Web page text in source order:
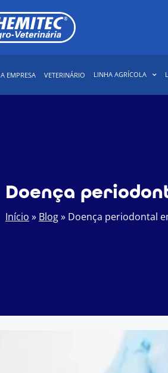
A EMPRESA VETERINÁRIO LINHA AGRÍCOLA
Doença
Início » Blog» Doença periodontal